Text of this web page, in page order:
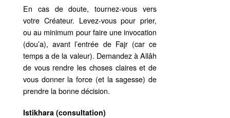
En cas de doute, tournez-vous vers
votre Créateur. Levez-vous pour prier,
ou au minimum pour faire une invocation
(dou’a), avant l’entrée de Fajr (car ce
temps a de la valeur). Demandez à Allâh
de vous rendre les choses claires et de
vous donner la force (et la sagesse) de
prendre la bonne décision.
Istikhara (consultation)